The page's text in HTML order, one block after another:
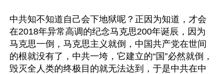
中共知不知道自己会下地狱呢？正因为知道，才会
在2018年异常高调的纪念马克思200年诞辰，因为
马克思一倒，马克思主义就倒，中国共产党在世间
的根就没有了，中共一垮，它建立的“国”必然就倒，
毁灭全人类的终极目的就无法达到，于是中共在中